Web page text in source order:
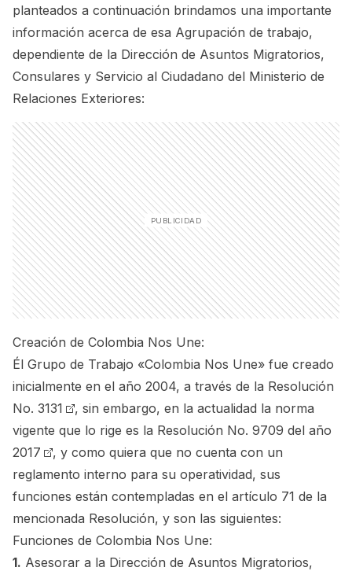
planteados a continuación brindamos una importante
información acerca de esa Agrupación de trabajo,
dependiente de la Dirección de Asuntos Migratorios,
Consulares y Servicio al Ciudadano del Ministerio de
Relaciones Exteriores:
Creación de Colombia Nos Une:
Él Grupo de Trabajo «Colombia Nos Une» fue creado
inicialmente en el año 2004, a través de la Resolución
No. 3131
, sin embargo, en la actualidad la norma
vigente que lo rige es la Resolución No. 9709 del año
2017
, y como quiera que no cuenta con un
reglamento interno para su operatividad, sus
funciones están contempladas en el artículo 71 de la
mencionada Resolución, y son las siguientes:
Funciones de Colombia Nos Une:
1. Asesorar a la Dirección de Asuntos Migratorios,